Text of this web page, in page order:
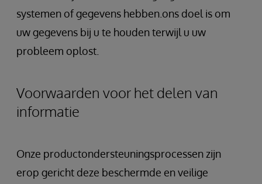
systemen of gegevens hebben.ons doel is om
uw gegevens bij u te houden terwijl u uw
probleem oplost.
Voorwaarden voor het delen van
informatie
Onze productondersteuningsprocessen zijn
erop gericht deze beschermde en veilige